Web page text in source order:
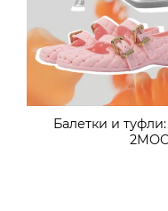
Балетки и